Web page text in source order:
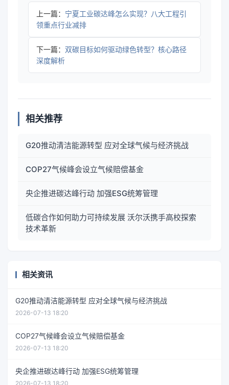
上一篇： 宁夏工业碳达峰怎么实现？八大工程引
领重点行业减排
下一篇： 双碳目标如何驱动绿色转型？核心路径
深度解析
相关推荐
G20推动清洁能源转型 应对全球气候与经济挑战
COP27气候峰会设立气候赔偿基金
央企推进碳达峰行动 加强ESG统筹管理
低碳合作如何助力可持续发展 沃尔沃携手高校探索
技术革新
相关资讯
G20推动清洁能源转型 应对全球气候与经济挑战
2026-07-13 18:20
COP27气候峰会设立气候赔偿基金
2026-07-13 18:20
央企推进碳达峰行动 加强ESG统筹管理
2026-07-13 18:20